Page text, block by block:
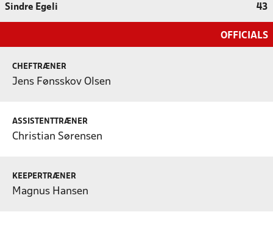
Sindre Egeli 43
OFFICIALS
CHEFTRÆNER
Jens Fønsskov Olsen
ASSISTENTTRÆNER
Christian Sørensen
KEEPERTRÆNER
Magnus Hansen